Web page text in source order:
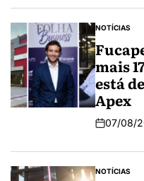
NOTÍCIAS
mais
está
Apex
07/08/
NOTÍCIAS